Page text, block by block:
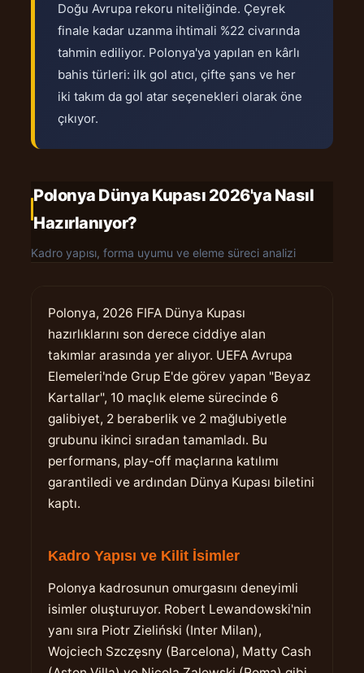
Doğu Avrupa rekoru niteliğinde. Çeyrek
finale kadar uzanma ihtimali %22 civarında
tahmin ediliyor. Polonya'ya yapılan en kârlı
bahis türleri: ilk gol atıcı, çifte şans ve her
iki takım da gol atar seçenekleri olarak öne
çıkıyor.
Polonya Dünya Kupası 2026'ya Nasıl
Hazırlanıyor?
Kadro yapısı, forma uyumu ve eleme süreci analizi
Polonya, 2026 FIFA Dünya Kupası
hazırlıklarını son derece ciddiye alan
takımlar arasında yer alıyor. UEFA Avrupa
Elemeleri'nde Grup E'de görev yapan "Beyaz
Kartallar", 10 maçlık eleme sürecinde 6
galibiyet, 2 beraberlik ve 2 mağlubiyetle
grubunu ikinci sıradan tamamladı. Bu
performans, play-off maçlarına katılımı
garantiledi ve ardından Dünya Kupası biletini
kaptı.
Kadro Yapısı ve Kilit İsimler
Polonya kadrosunun omurgasını deneyimli
isimler oluşturuyor. Robert Lewandowski'nin
yanı sıra Piotr Zieliński (Inter Milan),
Wojciech Szczęsny (Barcelona), Matty Cash